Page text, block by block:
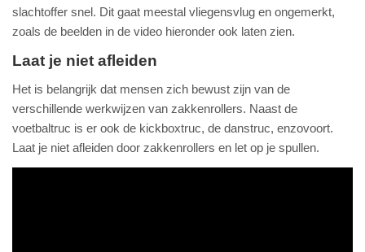
slachtoffer snel. Dit gaat meestal vliegensvlug en ongemerkt,
zoals de beelden in de video hieronder ook laten zien.
Laat je niet afleiden
Het is belangrijk dat mensen zich bewust zijn van de
verschillende werkwijzen van zakkenrollers. Naast de
voetbaltruc is er ook de kickboxtruc, de danstruc, enzovoort.
Laat je niet afleiden door zakkenrollers en let op je spullen.